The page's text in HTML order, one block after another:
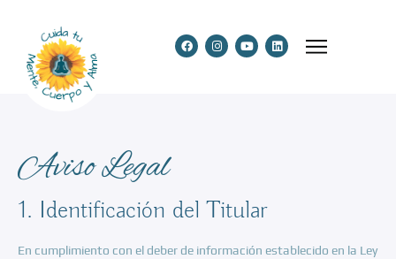
Aviso Legal
1. Identificación del Titular
En cumplimiento con el deber de información establecido en la Ley